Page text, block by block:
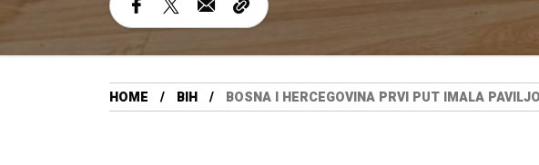
HOME BIH BOSNA I HERCEGOVINA PRVI PUT IMALA